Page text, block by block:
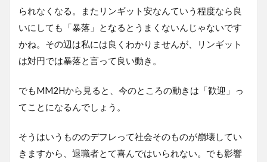
られなくなる。またリンギット安なんていう程度なら良
いにしても「暴落」となるとうまくないんじゃないです
かね。その辺は私には良くわかりませんが、リンギット
は対円では暴落と言って良い動き。
でもMM2Hから見ると、今のところの動きは「歓迎」っ
てことになるんでしょう。
そうはいうもののデフレって社会そのものが崩壊してい
きますから、退職者とて喜んではいられない。でも影響